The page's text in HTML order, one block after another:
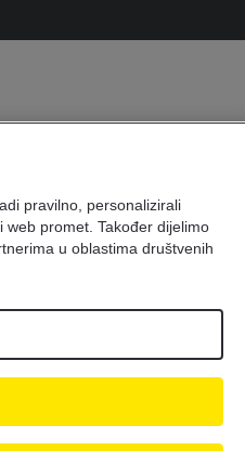
pravilno, personalizirali
promet. Također dijelimo
u oblastima društvenih